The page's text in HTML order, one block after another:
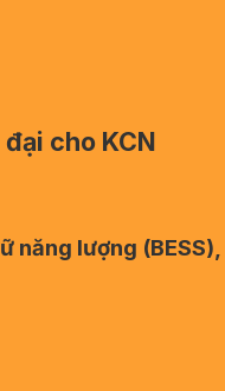
cho KCN
lượng